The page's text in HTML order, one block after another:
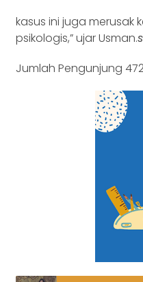
kasus ini juga
psikologis,” ujar Usman.
Jumlah Pengunjung